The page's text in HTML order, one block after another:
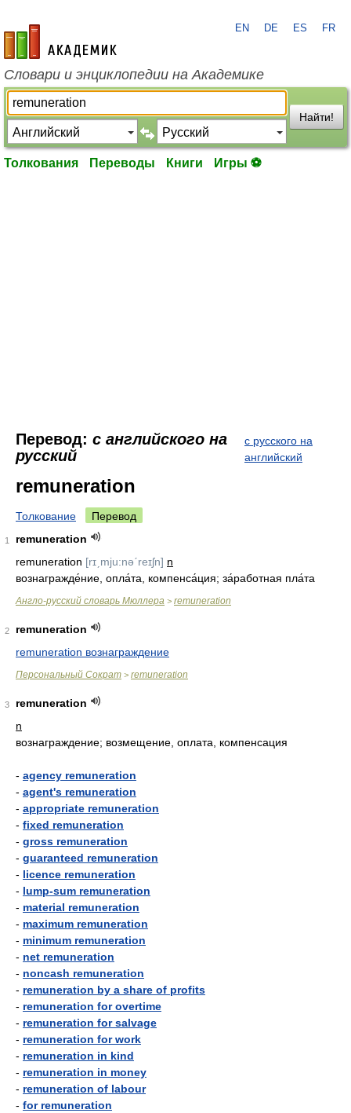
academic.ru
EN DE ES FR
Словари и энциклопедии на Академике
Найти!
Толкования Переводы Книги Игры ⚽
Перевод: с английского на
русский
с русского на
английский
remuneration
Толкование Перевод
1
remuneration
remuneration [rɪˏmju:nəˊreɪʃn] n
вознагражде́ние, опла́та, компенса́ция; за́работная пла́та
Англо-русский словарь Мюллера > remuneration
2
remuneration
remuneration вознаграждение
Персональный Сократ > remuneration
3
remuneration
n
вознаграждение; возмещение, оплата, компенсация
- agency remuneration
- agent's remuneration
- appropriate remuneration
- fixed remuneration
- gross remuneration
- guaranteed remuneration
- licence remuneration
- lump-sum remuneration
- material remuneration
- maximum remuneration
- minimum remuneration
- net remuneration
- noncash remuneration
- remuneration by a share of profits
- remuneration for overtime
- remuneration for salvage
- remuneration for work
- remuneration in kind
- remuneration in money
- remuneration of labour
- for remuneration